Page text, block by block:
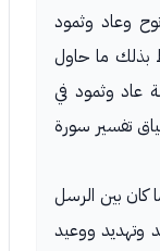
وعاد وثمود
بذلك ما حاول
عاد وثمود في
تفسير سورة
كان بين الرسل
وتهديد ووعيد